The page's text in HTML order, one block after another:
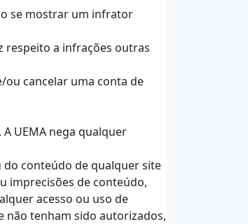
se mostrar um infrator
respeito a infrações outras
ou cancelar uma conta de
UEMA nega qualquer
do conteúdo de qualquer site
imprecisões de conteúdo,
acesso ou uso de
não tenham sido autorizados,